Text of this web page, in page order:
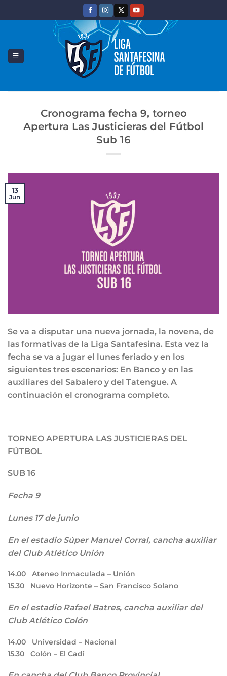
Cronograma fecha 9, torneo
Apertura Las Justicieras del Fútbol
Sub 16
13
Jun
Se va a disputar una nueva jornada, la novena, de
las formativas de la Liga Santafesina. Esta vez la
fecha se va a jugar el lunes feriado y en los
siguientes tres escenarios: En Banco y en las
auxiliares del Sabalero y del Tatengue. A
continuación el cronograma completo.
TORNEO APERTURA LAS JUSTICIERAS DEL
FÚTBOL
SUB 16
Fecha 9
Lunes 17 de junio
En el estadio Súper Manuel Corral, cancha auxiliar
del Club Atlético Unión
14.00
Ateneo Inmaculada – Unión
15.30 Nuevo Horizonte – San Francisco Solano
En el estadio Rafael Batres, cancha auxiliar del
Club Atlético Colón
14.00 Universidad – Nacional
15.30 Colón – El Cadi